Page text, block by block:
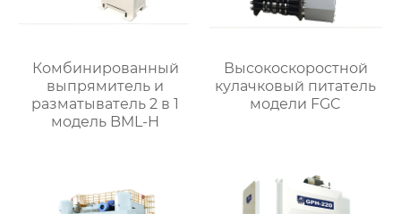
Комбинированный
выпрямитель и
разматыватель 2 в 1
модель BML-H
Высокоскоростной
кулачковый питатель
модели FGC